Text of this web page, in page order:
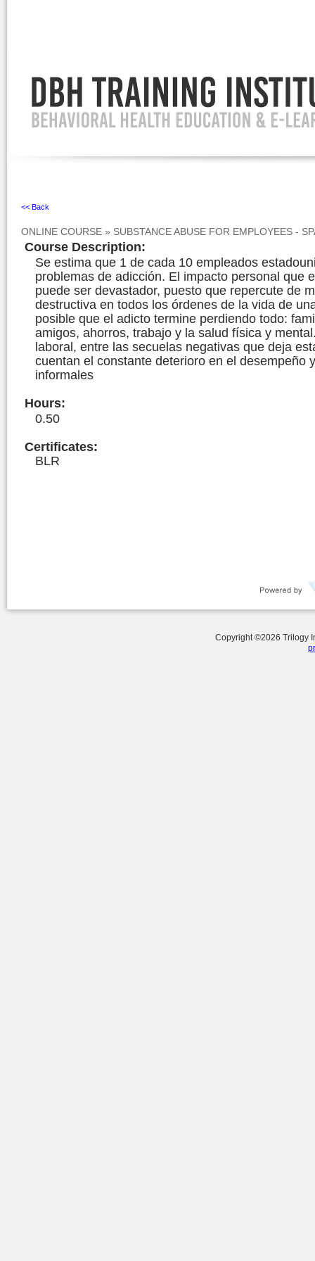
<< Back
ONLINE COURSE » SUBSTANCE ABUSE FOR EMPLOYEES -
Course Description:
Se estima que 1 de cada 10 empleados
problemas de adicción. El impacto personal que
puede ser devastador, puesto que repercute de
destructiva en todos los órdenes de la vida de
posible que el adicto termine perdiendo todo:
amigos, ahorros, trabajo y la salud física y
laboral, entre las secuelas negativas que deja
cuentan el constante deterioro en el desempeño
informales
Hours:
0.50
Certificates:
BLR
Copyright ©2026 Trilogy